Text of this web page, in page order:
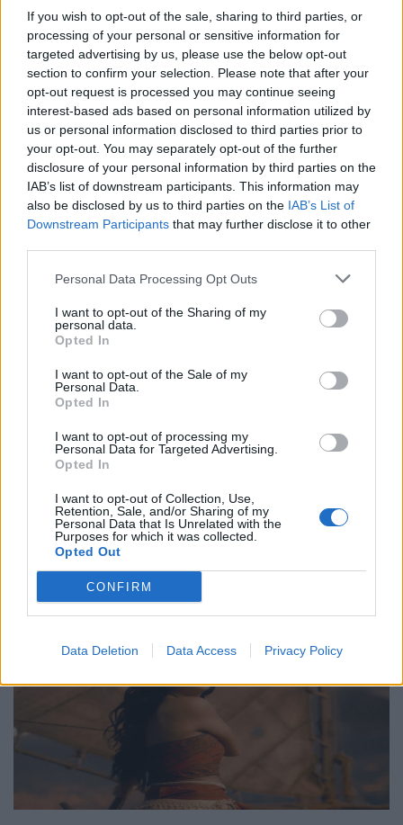
If you wish to opt-out of the sale, sharing to third parties, or
processing of your personal or sensitive information for
targeted advertising by us, please use the below opt-out
section to confirm your selection. Please note that after your
opt-out request is processed you may continue seeing
interest-based ads based on personal information utilized by
us or personal information disclosed to third parties prior to
your opt-out. You may separately opt-out of the further
disclosure of your personal information by third parties on the
IAB’s list of downstream participants. This information may
also be disclosed by us to third parties on the IAB’s List of
Downstream Participants that may further disclose it to other
Personal Data Processing Opt Outs
I want to opt-out of the Sharing of my
personal data.
Opted In
I want to opt-out of the Sale of my
Personal Data.
Opted In
I want to opt-out of processing my
Personal Data for Targeted Advertising.
Opted In
I want to opt-out of Collection, Use,
Retention, Sale, and/or Sharing of my
Personal Data that Is Unrelated with the
Purposes for which it was collected.
Opted Out
CONFIRM
Data Deletion Data Access Privacy Policy
07.07.26
Το "Don’t Look Back in Anger" καταγράφει την επανένωση
των Oasis και την sold-out περιοδεία “Oasis Live
Philip Glass: Παγκόσμια γιορτή για τα 90ά
γενέθλιά του με πρεμιέρα της “Συμφωνίας
Νο. 15: Lincoln”
29.05.26
Ο Philip Glass θα γιορτάσει τα 90ά του γενέθλια στις 31
Ιανουαρίου 2027 με μια πολυετή, διεθνή σειρά εκδηλώσεων
που κορυφώνεται με την παγκόσμια πρεμιέρα της "Συμφωνίας
Νο. 15: Lincoln" και επετειακά